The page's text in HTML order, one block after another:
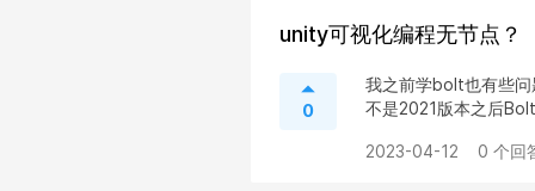
unity可视化编程无节点？
0
我之前学bolt也有些
不是2021版本之后
2023-04-12 0 个回